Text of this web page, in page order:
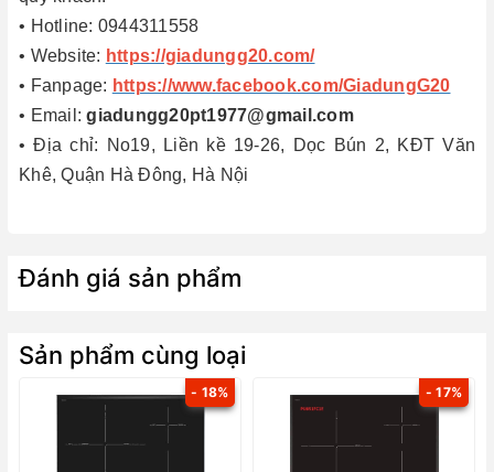
• Hotline: 0944311558
• Website: https://giadungg20.com/
• Fanpage: https://www.facebook.com/GiadungG20
• Email:giadungg20pt1977@gmail.com
• Địa chỉ: No19, Liền kề 19-26, Dọc Bún 2, KĐT Văn
Khê, Quận Hà Đông, Hà Nội
Đánh giá sản phẩm
Sản phẩm cùng loại
- 18% - 17%